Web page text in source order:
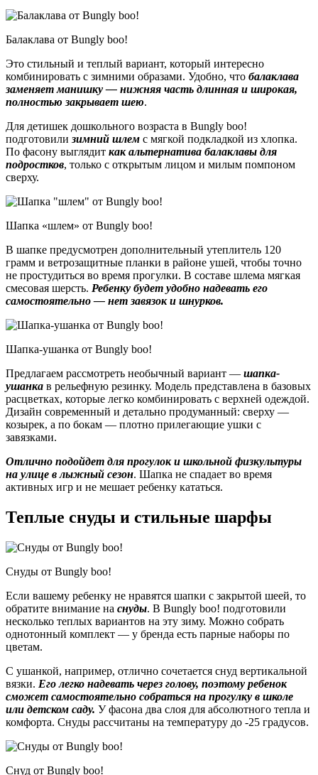
Балаклава от Bungly boo!
Это стильный и теплый вариант, который интересно
комбинировать с зимними образами. Удобно, что балаклава
заменяет манишку — нижняя часть длинная и широкая,
полностью закрывает шею.
Для детишек дошкольного возраста в Bungly boo!
подготовилизимний шлем с мягкой подкладкой из хлопка.
По фасону выглядит как альтернатива балаклавы для
подростков, только с открытым лицом и милым помпоном
сверху.
Шапка «шлем» от Bungly boo!
В шапке предусмотрен дополнительный утеплитель 120
грамм и ветрозащитные планки в районе ушей, чтобы точно
не простудиться во время прогулки. В составе шлема мягкая
смесовая шерсть. Ребенку будет удобно надевать его
самостоятельно — нет завязок и шнурков.
Шапка-ушанка от Bungly boo!
Предлагаем рассмотреть необычный вариант — шапка-
ушанка в рельефную резинку. Модель представлена в базовых
расцветках, которые легко комбинировать с верхней одеждой.
Дизайн современный и детально продуманный: сверху —
козырек, а по бокам — плотно прилегающие ушки с
завязками.
Отлично подойдет для прогулок и школьной физкультуры
на улице в лыжный сезон. Шапка не спадает во время
активных игр и не мешает ребенку кататься.
Теплые снуды и стильные шарфы
Снуды от Bungly boo!
Если вашему ребенку не нравятся шапки с закрытой шеей, то
обратите внимание на снуды. В Bungly boo! подготовили
несколько теплых вариантов на эту зиму. Можно собрать
однотонный комплект — у бренда есть парные наборы по
цветам.
С ушанкой, например, отлично сочетается снуд вертикальной
вязки. Его легко надевать через голову, поэтому ребенок
сможет самостоятельно собраться на прогулку в школе
или детском саду. У фасона два слоя для абсолютного тепла и
комфорта. Снуды рассчитаны на температуру до -25 градусов.
Снуд от Bungly boo!